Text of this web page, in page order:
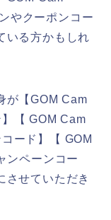
やクーポンコー
いる方かもしれ
が【GOM Cam
【 GOM Cam
ード】【 GOM
ンペーンコー
させていただき